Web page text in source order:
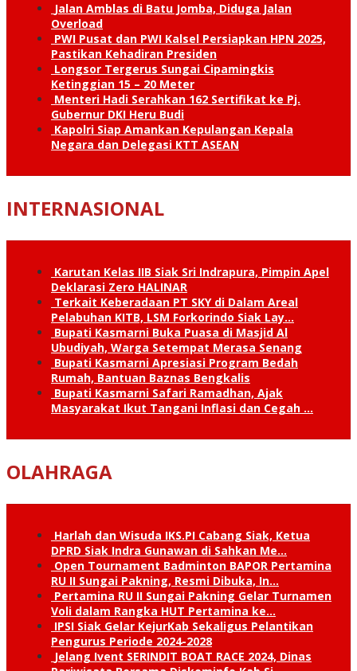
Jalan Amblas di Batu Jomba, Diduga Jalan
Overload
PWI Pusat dan PWI Kalsel Persiapkan HPN 2025,
Pastikan Kehadiran Presiden
Longsor Tergerus Sungai Cipamingkis
Ketinggian 15 – 20 Meter
Menteri Hadi Serahkan 162 Sertifikat ke Pj.
Gubernur DKI Heru Budi
Kapolri Siap Amankan Kepulangan Kepala
Negara dan Delegasi KTT ASEAN
INTERNASIONAL
Karutan Kelas IIB Siak Sri Indrapura, Pimpin Apel
Deklarasi Zero HALINAR
Terkait Keberadaan PT SKY di Dalam Areal
Pelabuhan KITB, LSM Forkorindo Siak Lay…
Bupati Kasmarni Buka Puasa di Masjid Al
Ubudiyah, Warga Setempat Merasa Senang
Bupati Kasmarni Apresiasi Program Bedah
Rumah, Bantuan Baznas Bengkalis
Bupati Kasmarni Safari Ramadhan, Ajak
Masyarakat Ikut Tangani Inflasi dan Cegah …
OLAHRAGA
Harlah dan Wisuda IKS.PI Cabang Siak, Ketua
DPRD Siak Indra Gunawan di Sahkan Me…
Open Tournament Badminton BAPOR Pertamina
RU II Sungai Pakning, Resmi Dibuka, In…
Pertamina RU II Sungai Pakning Gelar Turnamen
Voli dalam Rangka HUT Pertamina ke…
IPSI Siak Gelar KejurKab Sekaligus Pelantikan
Pengurus Periode 2024-2028
Jelang Ivent SERINDIT BOAT RACE 2024, Dinas